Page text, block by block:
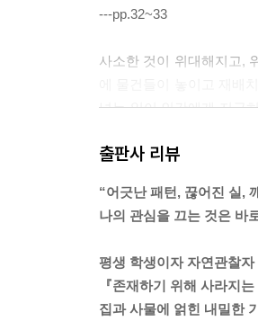
---pp.32~33
사소한 것이 위대해지고,
넣는 일이 인간에게 지극
---p.54
이윽고 나는 그동안 무엇
에 놓아두고 키우던 우리
은 아니구나 싶다.
---pp.74~75
출판사 리뷰
“어긋난 패턴, 끊어진 실,
나의 관심을 끄는 것은 바
평생 학생이자 자연관찰자
『존재하기 위해 사라지
집과 사물에 얽힌 내밀한